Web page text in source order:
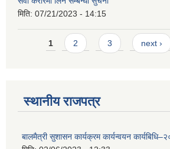
मिति: 07/21/2023 - 14:15
Pages
1 2 3 next ›
स्थानीय राजपत्र
बालमैत्री सुशासन कार्यक्रम कार्यन्वयन